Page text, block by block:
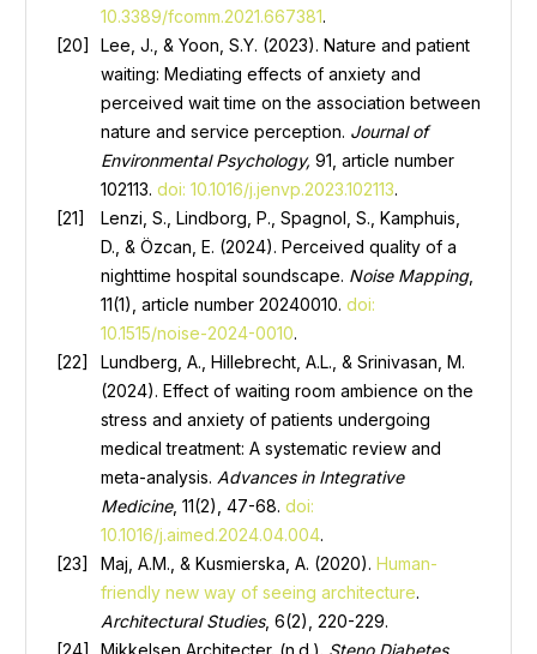
10.3389/fcomm.2021.667381.
Lee, J., & Yoon, S.Y. (2023). Nature and patient
waiting: Mediating effects of anxiety and
perceived wait time on the association between
nature and service perception. Journal of
Environmental Psychology, 91, article number
102113. doi: 10.1016/j.jenvp.2023.102113.
Lenzi, S., Lindborg, P., Spagnol, S., Kamphuis,
D., & Özcan, E. (2024). Perceived quality of a
nighttime hospital soundscape. Noise Mapping,
11(1), article number 20240010. doi:
10.1515/noise-2024-0010.
Lundberg, A., Hillebrecht, A.L., & Srinivasan, M.
(2024). Effect of waiting room ambience on the
stress and anxiety of patients undergoing
medical treatment: A systematic review and
meta-analysis. Advances in Integrative
Medicine, 11(2), 47-68. doi:
10.1016/j.aimed.2024.04.004.
Maj, A.M., & Kusmierska, A. (2020). Human-
friendly new way of seeing architecture.
Architectural Studies, 6(2), 220-229.